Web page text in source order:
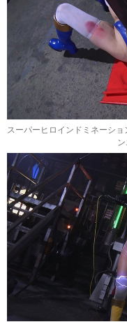
スーパーヒロインドミネーシ